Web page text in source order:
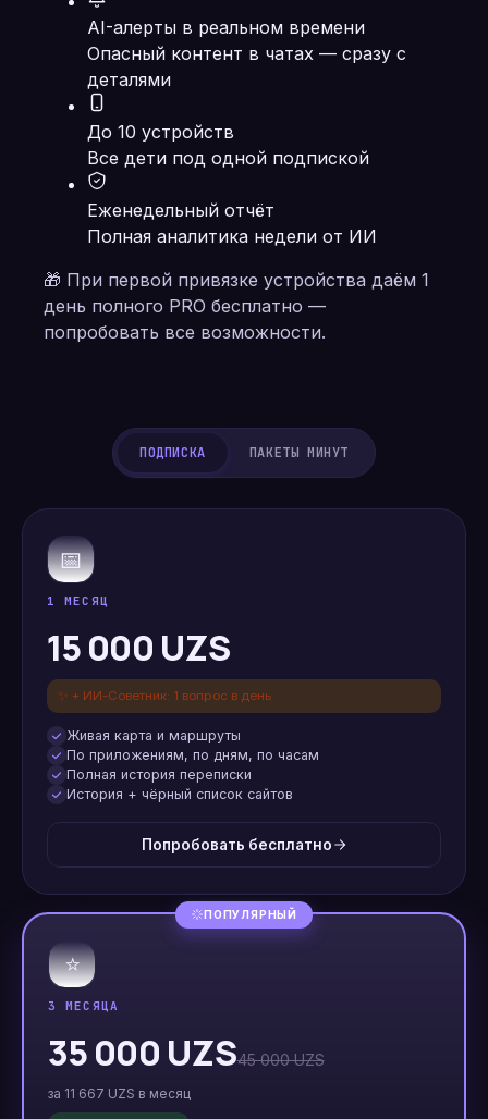
AI-алерты в реальном времени
Опасный контент в чатах — сразу с
деталями
До 10 устройств
Все дети под одной подпиской
Еженедельный отчёт
Полная аналитика недели от ИИ
🎁 При первой привязке устройства даём 1
день полного PRO бесплатно —
попробовать все возможности.
ПОДПИСКА ПАКЕТЫ МИНУТ
📅
1 МЕСЯЦ
15 000 UZS
✨ + ИИ-Советник: 1 вопрос в день
Живая карта и маршруты
По приложениям, по дням, по часам
Полная история переписки
История + чёрный список сайтов
Попробовать бесплатно
ПОПУЛЯРНЫЙ
⭐
3 МЕСЯЦА
35 000 UZS45 000 UZS
за 11 667 UZS в месяц